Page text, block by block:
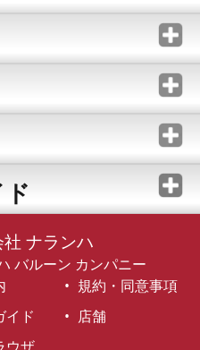
ナランハ
バルーン カンパニー
規約・同意事項
イド
店舗